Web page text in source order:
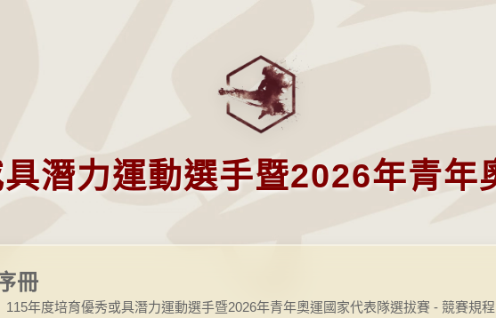
潛力運動選手暨2026年青年
冊
115年度培育優秀或具潛力運動選手暨2026年青年奧運國家代表隊選拔賽 - 競賽規